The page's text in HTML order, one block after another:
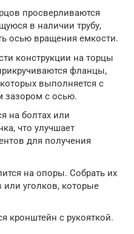
просверливаются
в наличии трубу,
осью вращения емкости.
конструкции на торцы
фланцы,
выполняется с
зазором с осью.
на болтах или
что улучшает
для получения
на опоры. Собрать их
уголков, которые
кронштейн с рукояткой.